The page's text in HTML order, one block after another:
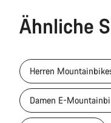
Ähnliche
Herren
Damen E-